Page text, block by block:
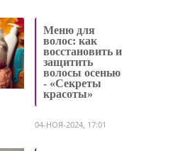
Меню для
волос: как
восстановить и
защитить
волосы осенью
- «Секреты
красоты»
04-НОЯ-2024, 17:01